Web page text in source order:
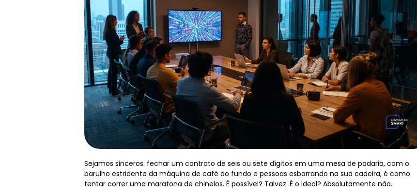
Sejamos sinceros: fechar um contrato de seis ou sete dígitos em uma mesa de padaria, com o
barulho estridente da máquina de café ao fundo e pessoas esbarrando na sua cadeira, é como
tentar correr uma maratona de chinelos. É possível? Talvez. É o ideal? Absolutamente não.